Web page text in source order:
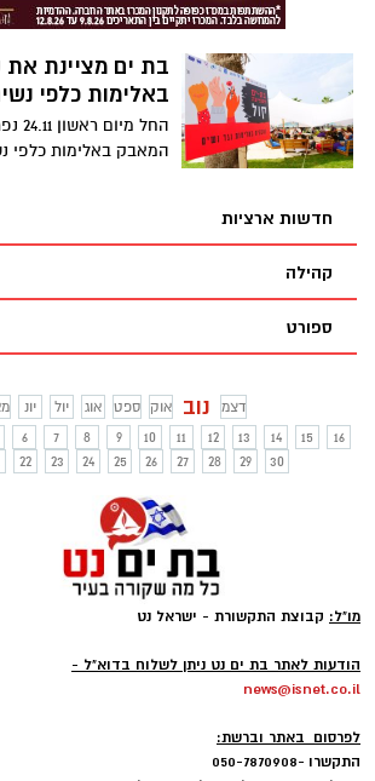
בת ים מציינת
באלימות כלפי
החל
המאבק באלימות כלפי
חדשות ארציות
קהילה
ספורט
יונ יול אוג ספט אוק נוב
דצמ
6 7 8 9 10 11 12 13 14 15
16
22 23 24 25 26 27 28 29 30
מו"ל: קבוצת התקשורת - ישראל נט
הודעות לאתר בת ים נט ניתן לשלוח בדוא"ל -
news@isnet.co.il
לפרסום באתר וברשת:
התקשרו -050-7870908